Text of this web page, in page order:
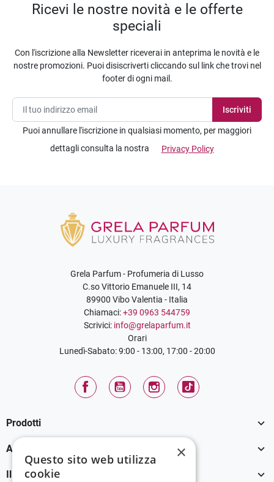
Ricevi le nostre novità e le offerte
speciali
Con l'iscrizione alla Newsletter riceverai in anteprima le novità e le
nostre promozioni. Puoi disiscriverti cliccando sul link che trovi nel
footer di ogni mail.
Puoi annullare l'iscrizione in qualsiasi momento, per maggiori
dettagli consulta la nostra
Privacy Policy
Grela Parfum - Profumeria di Lusso
C.so Vittorio Emanuele III, 14
89900 Vibo Valentia - Italia
Chiamaci:+39 0963 544759
Scrivici: info@grelaparfum.it
Orari
Lunedì-Sabato: 9:00 - 13:00, 17:00 - 20:00
FacebookYouTube InstagramTikTok
Prodotti 
Assistenza Clienti 
Il tuo account 
×
Questo sito web utilizza
cookie